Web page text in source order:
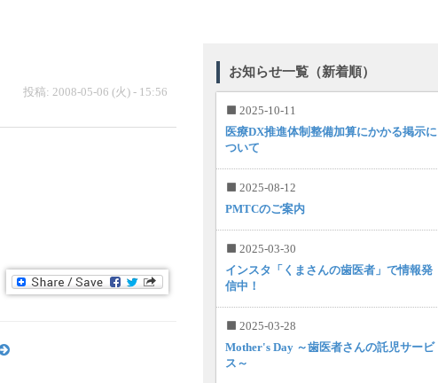
投稿: 2008-05-06 (火) - 15:56
お知らせ一覧（新着順）
2025-10-11
医療DX推進体制整備加算にかかる掲示に
ついて
2025-08-12
PMTCのご案内
2025-03-30
インスタ「くまさんの歯医者」で情報発
信中！
2025-03-28
Mother's Day ～歯医者さんの託児サービ
ス～